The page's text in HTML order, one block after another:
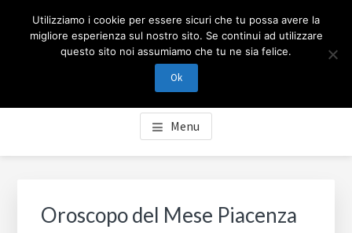
CARTOMANZIA MILANO
Cartomanzia Milano, cartomanzia telefonica in Amore,
Tarocchi, Affari, Sibille, Fortuna. Consulti Professionali
chiama per info.
Menu
Oroscopo del Mese Piacenza
Utilizziamo i cookie per essere sicuri che tu possa avere la
migliore esperienza sul nostro sito. Se continui ad utilizzare
questo sito noi assumiamo che tu ne sia felice.
Ok